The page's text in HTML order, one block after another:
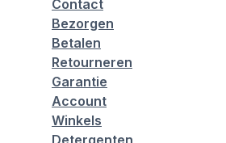
Contact
Bezorgen
Betalen
Retourneren
Garantie
Account
Winkels
Detergenten